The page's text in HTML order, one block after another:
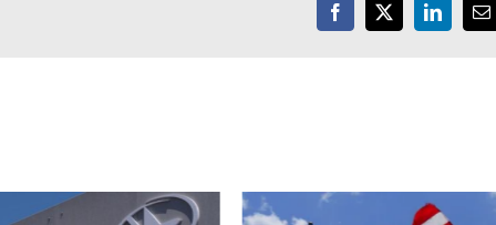
Facebook
X LinkedIn